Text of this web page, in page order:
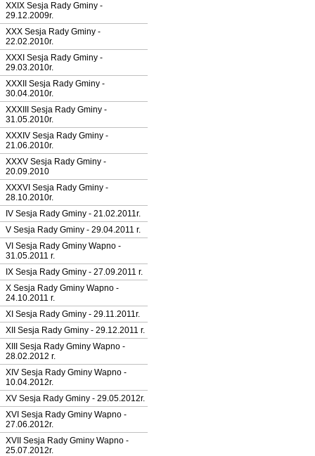
XXIX Sesja Rady Gminy -
29.12.2009r.
XXX Sesja Rady Gminy -
22.02.2010r.
XXXI Sesja Rady Gminy -
29.03.2010r.
XXXII Sesja Rady Gminy -
30.04.2010r.
XXXIII Sesja Rady Gminy -
31.05.2010r.
XXXIV Sesja Rady Gminy -
21.06.2010r.
XXXV Sesja Rady Gminy -
20.09.2010
XXXVI Sesja Rady Gminy -
28.10.2010r.
IV Sesja Rady Gminy - 21.02.2011r.
V Sesja Rady Gminy - 29.04.2011 r.
VI Sesja Rady Gminy Wapno -
31.05.2011 r.
IX Sesja Rady Gminy - 27.09.2011 r.
X Sesja Rady Gminy Wapno -
24.10.2011 r.
XI Sesja Rady Gminy - 29.11.2011r.
XII Sesja Rady Gminy - 29.12.2011 r.
XIII Sesja Rady Gminy Wapno -
28.02.2012 r.
XIV Sesja Rady Gminy Wapno -
10.04.2012r.
XV Sesja Rady Gminy - 29.05.2012r.
XVI Sesja Rady Gminy Wapno -
27.06.2012r.
XVII Sesja Rady Gminy Wapno -
25.07.2012r.